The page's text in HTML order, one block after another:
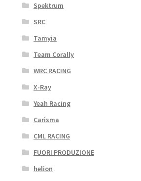
Spektrum
SRC
Tamyia
Team Corally
WRC RACING
X-Ray
Yeah Racing
Carisma
CML RACING
FUORI PRODUZIONE
helion